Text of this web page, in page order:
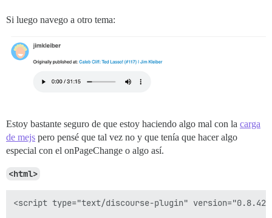
Si luego navego a otro tema:
Estoy bastante seguro de que estoy haciendo algo mal con la carga
de mejs pero pensé que tal vez no y que tenía que hacer algo
especial con el onPageChange o algo así.
<html>
<script type="text/discourse-plugin"